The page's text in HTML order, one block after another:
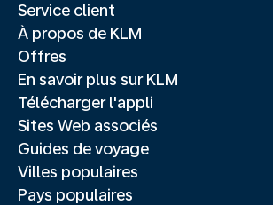
Service client
À propos de KLM
Offres
En savoir plus sur KLM
Télécharger l'appli
Sites Web associés
Guides de voyage
Villes populaires
Pays populaires